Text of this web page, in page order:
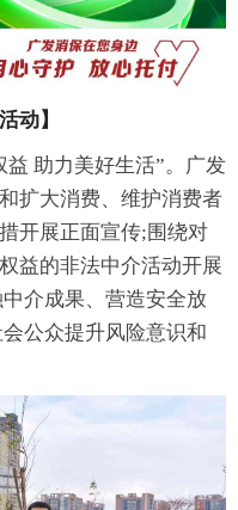
动】
助力美好生活”。广发
扩大消费、维护消费者
开展正面宣传;围绕对
益的非法中介活动开展
介成果、营造安全放
公众提升风险意识和